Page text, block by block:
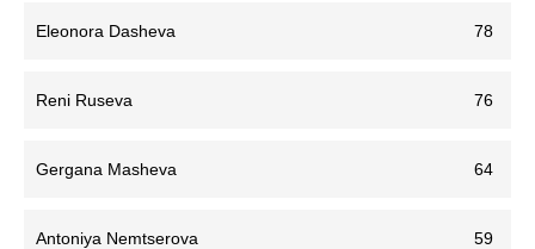
Eleonora Dasheva 78
Reni Ruseva 76
Gergana Masheva 64
Antoniya Nemtserova 59